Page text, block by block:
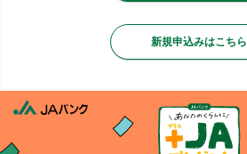
JAネットバンクトップ
機能・サービス
新規申込みはこちら